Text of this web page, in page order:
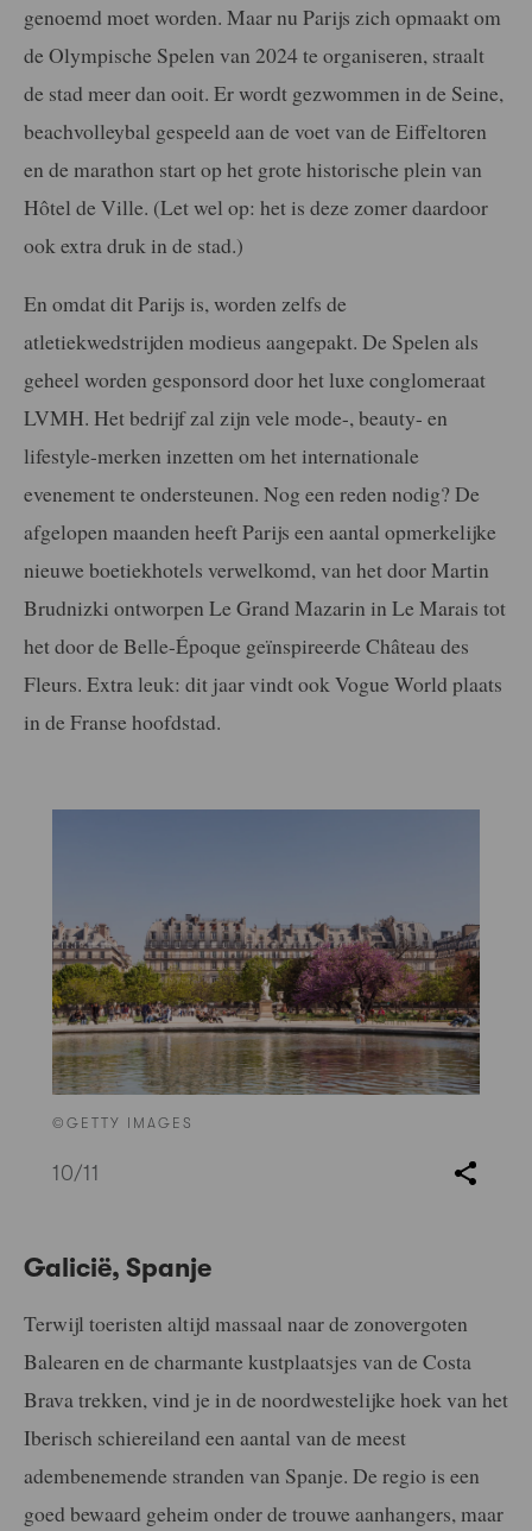
genoemd moet worden. Maar nu Parijs zich opmaakt om
de Olympische Spelen van 2024 te organiseren, straalt
de stad meer dan ooit. Er wordt gezwommen in de Seine,
beachvolleybal gespeeld aan de voet van de Eiffeltoren
en de marathon start op het grote historische plein van
Hôtel de Ville. (Let wel op: het is deze zomer daardoor
ook extra druk in de stad.)
En omdat dit Parijs is, worden zelfs de
atletiekwedstrijden modieus aangepakt. De Spelen als
geheel worden gesponsord door het luxe conglomeraat
LVMH. Het bedrijf zal zijn vele mode-, beauty- en
lifestyle-merken inzetten om het internationale
evenement te ondersteunen. Nog een reden nodig? De
afgelopen maanden heeft Parijs een aantal opmerkelijke
nieuwe boetiekhotels verwelkomd, van het door Martin
Brudnizki ontworpen Le Grand Mazarin in Le Marais tot
het door de Belle-Époque geïnspireerde Château des
Fleurs. Extra leuk: dit jaar vindt ook Vogue World plaats
in de Franse hoofdstad.
©GETTY IMAGES
10/11
Galicië, Spanje
Terwijl toeristen altijd massaal naar de zonovergoten
Balearen en de charmante kustplaatsjes van de Costa
Brava trekken, vind je in de noordwestelijke hoek van het
Iberisch schiereiland een aantal van de meest
adembenemende stranden van Spanje. De regio is een
goed bewaard geheim onder de trouwe aanhangers, maar